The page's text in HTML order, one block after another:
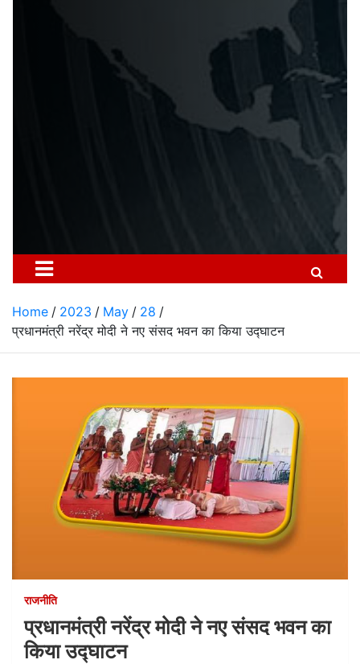
Home 2023 May
28
प्रधानमंत्री नरेंद्र मोदी ने नए संसद भवन का किया उद्घाटन
राजनीति
प्रधानमंत्री नरेंद्र मोदी ने नए संसद भवन का
किया उद्घाटन